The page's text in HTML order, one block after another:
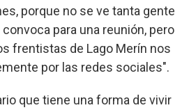
porque no se ve tanta gente
para una reunión, pero
frentistas de Lago Merín nos
por las redes sociales".
que tiene una forma de vivir